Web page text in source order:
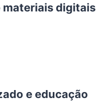
materiais digitais
e educação